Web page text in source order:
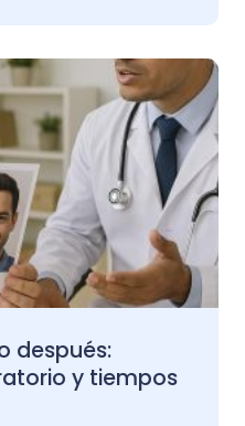
después:
y tiempos